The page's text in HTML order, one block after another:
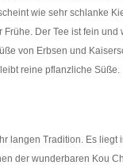
wie sehr schlanke
Der Tee ist fein
von Erbsen und
reine pflanzliche Süße.
Tradition. Es
der wunderbaren Kou